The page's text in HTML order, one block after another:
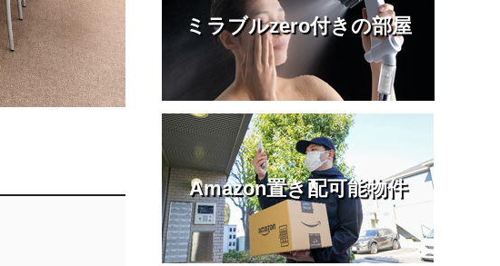
ミラブルzero付きの部屋
Amazon置き配可能物件